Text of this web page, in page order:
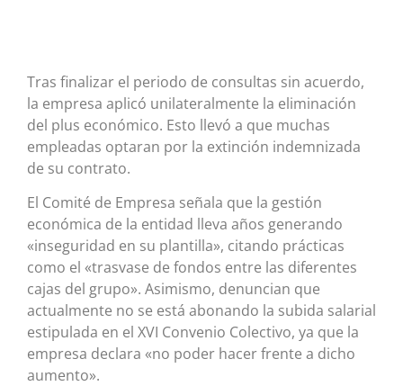
Tras finalizar el periodo de consultas sin acuerdo,
la empresa aplicó unilateralmente la eliminación
del plus económico. Esto llevó a que muchas
empleadas optaran por la extinción indemnizada
de su contrato.
El Comité de Empresa señala que la gestión
económica de la entidad lleva años generando
«inseguridad en su plantilla», citando prácticas
como el «trasvase de fondos entre las diferentes
cajas del grupo». Asimismo, denuncian que
actualmente no se está abonando la subida salarial
estipulada en el XVI Convenio Colectivo, ya que la
empresa declara «no poder hacer frente a dicho
aumento».